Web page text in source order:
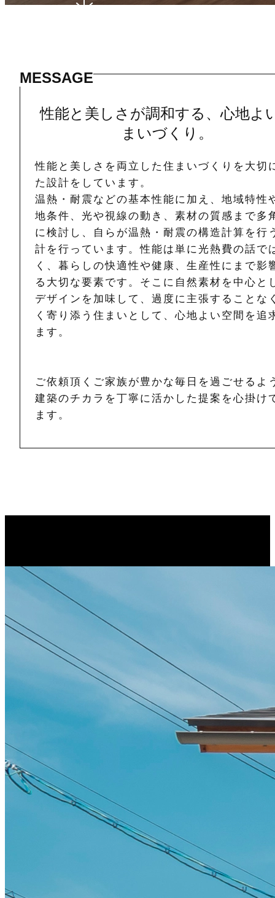
MESSAGE
性能と美しさが調和する、心地よ
まいづくり。
性能と美しさを両立した住まいづくりを大切
た設計をしています。
温熱・耐震などの基本性能に加え、地域特性
地条件、光や視線の動き、素材の質感まで多
に検討し、自らが温熱・耐震の構造計算を行
計を行っています。性能は単に光熱費の話で
く、暮らしの快適性や健康、生産性にまで影
る大切な要素です。そこに自然素材を中心と
デザインを加味して、過度に主張することな
く寄り添う住まいとして、心地よい空間を追
ます。
ご依頼頂くご家族が豊かな毎日を過ごせるよ
建築のチカラを丁寧に活かした提案を心掛け
ます。